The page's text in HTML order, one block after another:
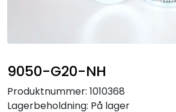
9050-G20-NH
Produktnummer: 1010368
Lagerbeholdning: På lager